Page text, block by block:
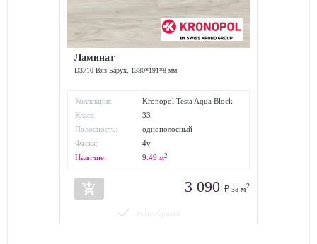
Ламинат
D3710 Вяз Барух, 1380*191*8 мм
Коллекция:
Kronopol Testa Aqua Block
Класс
износостойкости:
33
Полосность:
однополосный
Фаска:
4v
Наличие:
9.49 м2
add_shopping_cart 3 090 ₽ за м2